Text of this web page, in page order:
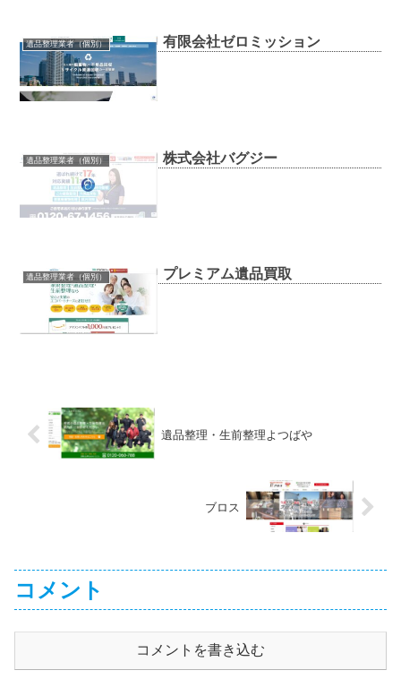
遺品整理業者（個別） 有限会社ゼロミッション
遺品整理業者（個別） 株式会社バグジー
遺品整理業者（個別） プレミアム遺品買取
遺品整理・生前整理よつばや
ブロス
コメント
コメントを書き込む